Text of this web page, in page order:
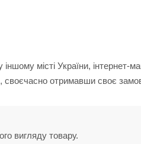
місті України, інтернет-
своєчасно отримавши своє
вигляду товару.